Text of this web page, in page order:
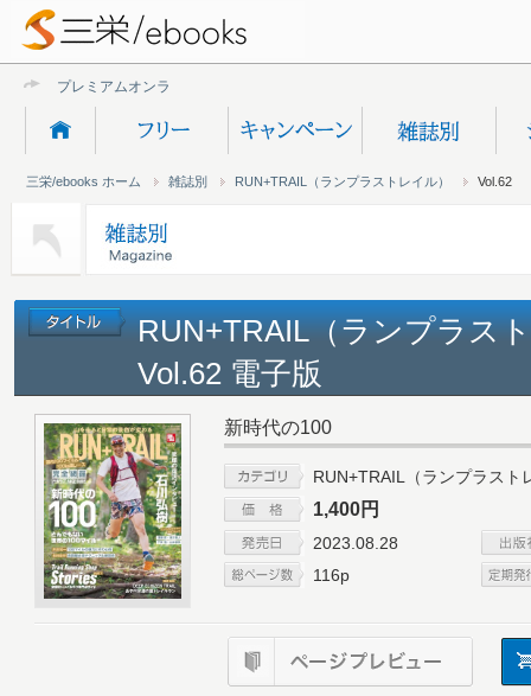
プレミアムオンライン新規
三栄/ebooks ホーム 雑誌別 RUN+TRAIL（ランプラストレイル） Vol.62
RUN+TRAIL（ランプラス
Vol.62 電子版
新時代の100
RUN+TRAIL（ランプラスト
1,400円
2023.08.28
116p